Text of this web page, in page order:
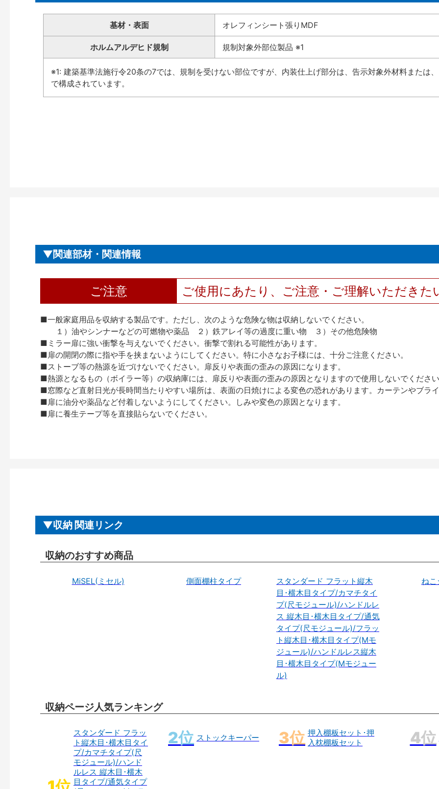
基材・表面 オレフィンシート張りMDF
ホルムアルデヒド規制 規制対象外部位製品 ※1
※1: 建築基準法施行令20条の7では、規制を受けない部位ですが、内装仕上げ部分は、告示対象外材料ま
で構成されています。
関連部材・関連情報
ご注意 ご使用にあたり、ご注意・ご理解いただきた
■一般家庭用品を収納する製品です。ただし、次のような危険な物は収納しないでください。
１）油やシンナーなどの可燃物や薬品 ２）鉄アレイ等の過度に重い物 ３）その他危険物
■ミラー扉に強い衝撃を与えないでください。衝撃で割れる可能性があります。
■扉の開閉の際に指や手を挟まないようにしてください。特に小さなお子様には、十分ご注意ください。
■ストーブ等の熱源を近づけないでください。扉反りや表面の歪みの原因になります。
■熱源となるもの（ボイラー等）の収納庫には、扉反りや表面の歪みの原因となりますので使用しないでくださ
■窓際など直射日光が長時間当たりやすい場所は、表面の日焼けによる変色の恐れがあります。カーテンやブラ
■扉に油分や薬品など付着しないようにしてください。しみや変色の原因となります。
■扉に養生テープ等を直接貼らないでください。
収納 関連リンク
収納のおすすめ商品
MiSEL(ミセル) 側面棚柱タイプ
スタンダード フラット縦木
目･横木目タイプ/カマチタイ
プ(尺モジュール)/ハンドルレ
ス 縦木目･横木目タイプ/通気
タイプ(尺モジュール)/フラッ
ト縦木目･横木目タイプ(Mモ
ジュール)/ハンドルレス縦木
目･横木目タイプ(Mモジュー
ル)
ね
収納ページ人気ランキング
スタンダード フラッ
ト縦木目･横木目タイ
プ/カマチタイプ(尺
モジュール)/ハンド
ルレス 縦木目･横木
目タイプ/通気タイプ
ストックキーパー
押入棚板セット･押
入枕棚板セット